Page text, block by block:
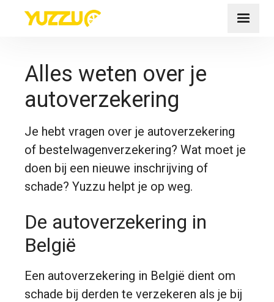
Alles weten over je
autoverzekering
Je hebt vragen over je autoverzekering
of bestelwagenverzekering? Wat moet je
doen bij een nieuwe inschrijving of
schade? Yuzzu helpt je op weg.
De autoverzekering in
België
Een autoverzekering in België dient om
schade bij derden te verzekeren als je bij